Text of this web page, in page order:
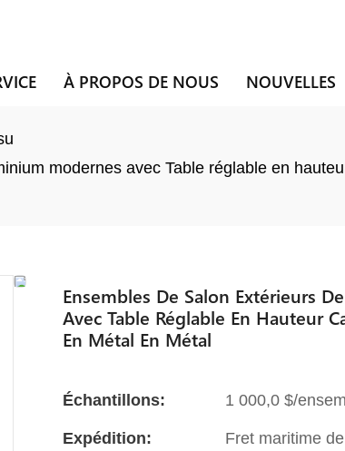
À PROPOS DE NOUS NOUVELLES
modernes avec Table réglable en
Ensembles De Salon Extérieurs
Avec Table Réglable En Hauteur
En Métal En Métal
Échantillons: 1 000,0 $/
Expédition: Fret maritime